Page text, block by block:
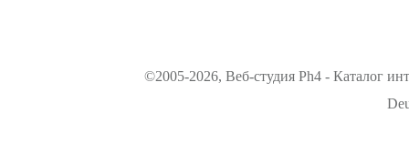
©2005-2026, Веб-студия Ph4 - Каталог